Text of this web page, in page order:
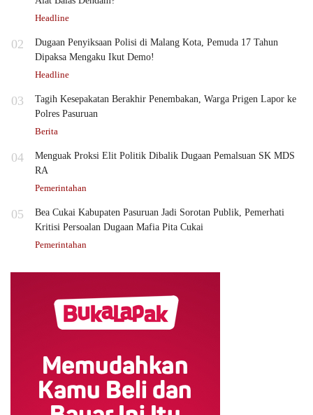
Headline
02
Dugaan Penyiksaan Polisi di Malang Kota, Pemuda 17 Tahun
Dipaksa Mengaku Ikut Demo!
Headline
03
Tagih Kesepakatan Berakhir Penembakan, Warga Prigen Lapor ke
Polres Pasuruan
Berita
04
Menguak Proksi Elit Politik Dibalik Dugaan Pemalsuan SK MDS
RA
Pemerintahan
05
Bea Cukai Kabupaten Pasuruan Jadi Sorotan Publik, Pemerhati
Kritisi Persoalan Dugaan Mafia Pita Cukai
Pemerintahan